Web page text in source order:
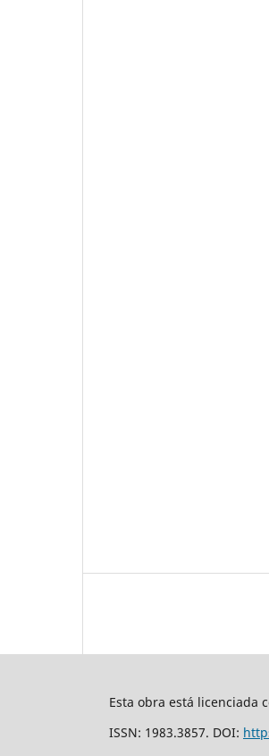
Esta obra está licenciada
ISSN: 1983.3857. DOI: